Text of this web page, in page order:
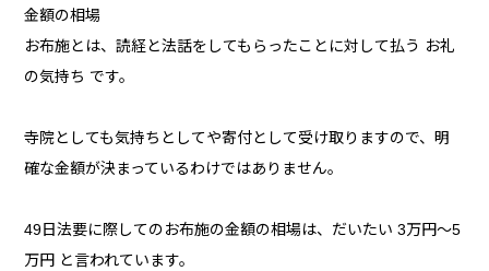
金額の相場
お布施とは、読経と法話をしてもらったことに対して払う お礼
の気持ち です。
寺院としても気持ちとしてや寄付として受け取りますので、明
確な金額が決まっているわけではありません。
49日法要に際してのお布施の金額の相場は、だいたい 3万円〜5
万円 と言われています。